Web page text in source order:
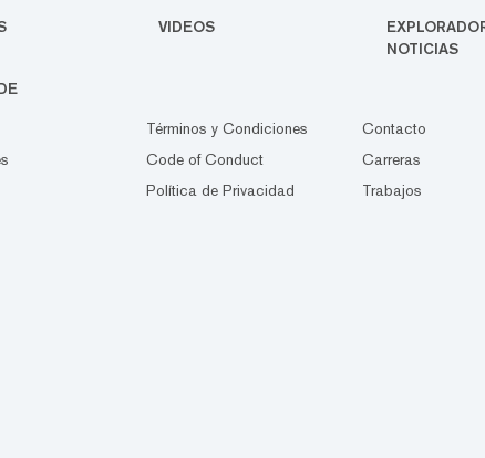
VIDEOS
NOTICIAS
Términos y Condiciones
Code of Conduct
Política de Privacidad
Contacto
Carreras
Trabajos